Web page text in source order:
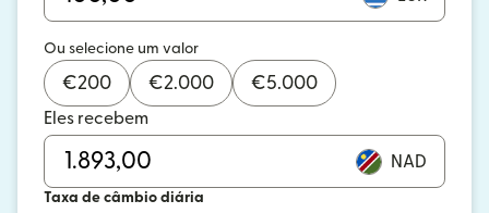
Ou selecione um valor
€200 €2.000 €5.000
Eles recebem
NAD
Taxa de câmbio diária